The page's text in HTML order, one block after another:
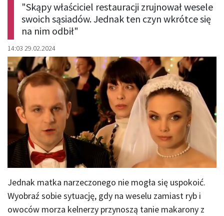
"Skąpy właściciel restauracji zrujnował wesele
swoich sąsiadów. Jednak ten czyn wkrótce się
na nim odbił"
14:03 29.02.2024
Jednak matka narzeczonego nie mogła się uspokoić.
Wyobraź sobie sytuację, gdy na weselu zamiast ryb i
owoców morza kelnerzy przynoszą tanie makarony z